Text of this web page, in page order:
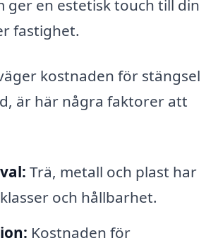
ger en estetisk touch till din
fastighet.
kostnaden för stängsel
är här några faktorer att
Trä, metall och plast har
och hållbarhet.
Kostnaden för